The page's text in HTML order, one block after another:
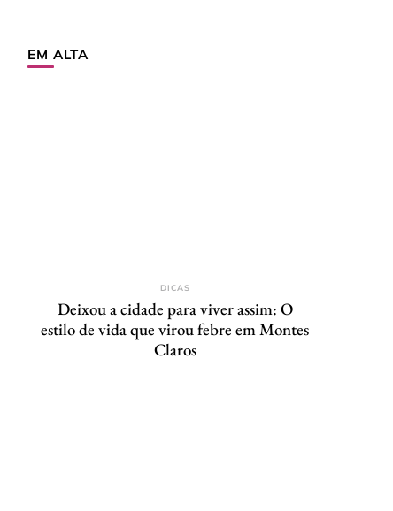
EM ALTA
DICAS
Deixou a cidade para viver assim: O
estilo de vida que virou febre em Montes
Claros